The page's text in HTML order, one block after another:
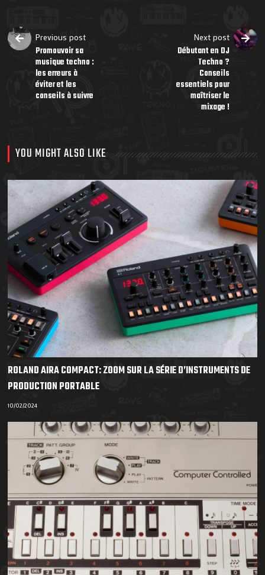
Previous post
Promouvoir sa
musique techno :
les erreurs à
éviter et les
conseils à suivre
Next post
Débutant en DJ
Techno ?
Conseils
essentiels pour
maîtriser le
mixage !
YOU MIGHT ALSO LIKE
ROLAND AIRA COMPACT: ZOOM SUR LA SÉRIE D’INSTRUMENTS DE
PRODUCTION PORTABLE
10/02/2024